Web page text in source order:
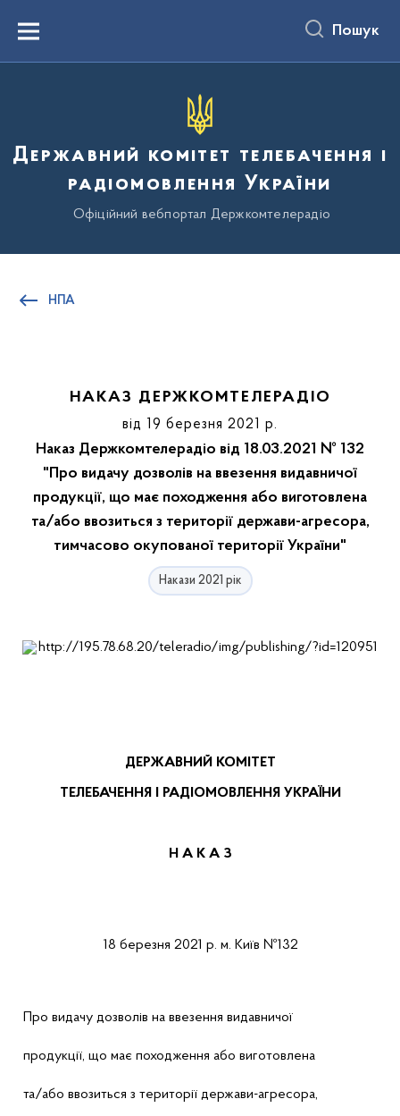
вмістуMenu Пошук
Державний комітет телебачення і
радіомовлення України
Офіційний вебпортал Держкомтелерадіо
НПА
НАКАЗ ДЕРЖКОМТЕЛЕРАДІО
від 19 березня 2021 р.
Наказ Держкомтелерадіо від 18.03.2021 № 132
"Про видачу дозволів на ввезення видавничої
продукції, що має походження або виготовлена
та/або ввозиться з території держави-агресора,
тимчасово окупованої території України"
Накази 2021 рік
ДЕРЖАВНИЙ КОМІТЕТ
ТЕЛЕБАЧЕННЯ РАДІОМОВЛЕННЯ УКРАЇНИ
Н А К А З
18 березня 2021 р. м. Київ №132
Про видачу дозволів на ввезення видавничої
продукції, що має походження або виготовлена
та/або ввозиться з території держави-агресора,